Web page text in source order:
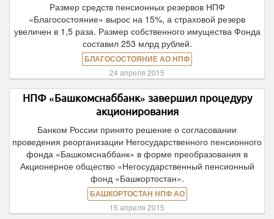
Размер средств пенсионных резервов НПФ
«Благосостояние» вырос на 15%, а страховой резерв
увеличен в 1,5 раза. Размер собственного имущества Фонда
составил 253 млрд рублей.
БЛАГОСОСТОЯНИЕ АО НПФ
24 апреля 2015
НПФ «Башкомснаббанк» завершил процедуру
акционирования
Банком России принято решение о согласовании
проведения реорганизации Негосударственного пенсионного
фонда «Башкомснаббанк» в форме преобразования в
Акционерное общество «Негосударственный пенсионный
фонд «Башкортостан».
БАШКОРТОСТАН НПФ АО
15 апреля 2015